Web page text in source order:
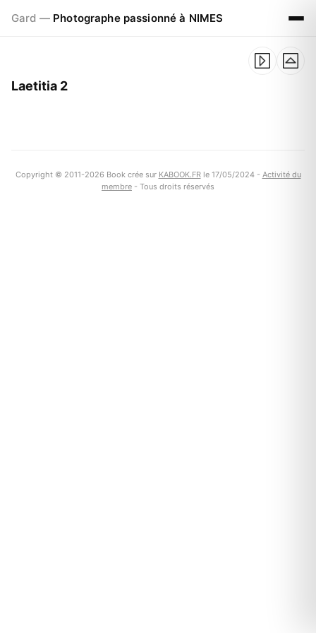
Gard — Photographe passionné à NIMES
Laetitia 2
Copyright © 2011-2026 Book crée sur KABOOK.FRle 17/05/2024 - Activité du
membre - Tous droits réservés